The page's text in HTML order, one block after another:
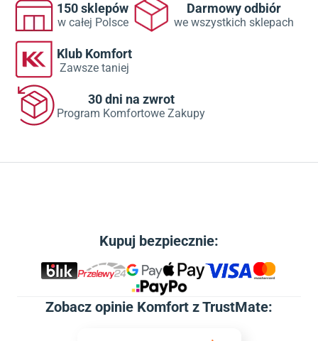
150 sklepów
w całej Polsce
Darmowy odbiór
we wszystkich sklepach
Klub Komfort
Zawsze taniej
30 dni na zwrot
Program Komfortowe Zakupy
Kupuj bezpiecznie:
Zobacz opinie Komfort z TrustMate: